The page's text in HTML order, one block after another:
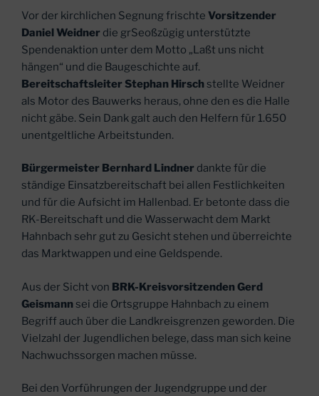
Vor der kirchlichen Segnung frischte Vorsitzender
Daniel Weidner die grSeoßzügig unterstützte
Spendenaktion unter dem Motto „Laßt uns nicht
hängen“ und die Baugeschichte auf.
Bereitschaftsleiter Stephan Hirschstellte Weidner
als Motor des Bauwerks heraus, ohne den es die Halle
nicht gäbe. Sein Dank galt auch den Helfern für 1.650
unentgeltliche Arbeitstunden.
Bürgermeister Bernhard Lindner dankte für die
ständige Einsatzbereitschaft bei allen Festlichkeiten
und für die Aufsicht im Hallenbad. Er betonte dass die
RK-Bereitschaft und die Wasserwacht dem Markt
Hahnbach sehr gut zu Gesicht stehen und überreichte
das Marktwappen und eine Geldspende.
Aus der Sicht von BRK-Kreisvorsitzenden Gerd
Geismannsei die Ortsgruppe Hahnbach zu einem
Begriff auch über die Landkreisgrenzen geworden. Die
Vielzahl der Jugendlichen belege, dass man sich keine
Nachwuchssorgen machen müsse.
Bei den Vorführungen der Jugendgruppe und der